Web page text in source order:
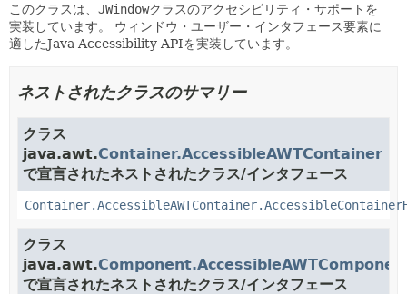
このクラスは、 JWindowクラスのアクセシビリティ・サポートを
実装しています。
ウィンドウ・ユーザー・インタフェース要素に
適したJava Accessibility APIを実装しています。
ネストされたクラスのサマリー
クラス
java.awt.Container.AccessibleAWTContainer
で宣言されたネストされたクラス/インタフェース
クラス
java.awt.
で宣言されたネストされたクラス/インタフェース